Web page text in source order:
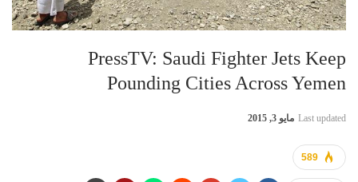
PressTV: Saudi Fighter Jets Keep
Pounding Cities Across Yemen
Last updated مايو 3, 2015
589